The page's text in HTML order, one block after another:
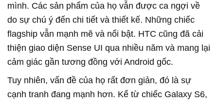
mình. Các sản phẩm của họ vẫn được ca ngợi về
do sự chú ý đến chi tiết và thiết kế. Những chiếc
flagship vẫn mạnh mẽ và nổi bật. HTC cũng đã cải
thiện giao diện Sense UI qua nhiều năm và mang lại
cảm giác gần tương đồng với Android gốc.
Tuy nhiên, vấn đề của họ rất đơn giản, đó là sự
cạnh tranh đang mạnh hơn. Kể từ chiếc Galaxy S6,